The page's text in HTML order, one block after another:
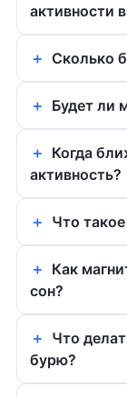
активности
Сколько
Будет ли
Когда
активность?
Что
Как
сон?
Что
бурю?